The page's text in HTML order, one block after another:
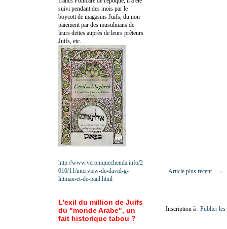
Article plus récent
Inscription à : Publier
suivi pendant des mois par le
boycott de magasins Juifs, du non
paiement par des musulmans de
leurs dettes auprès de leurs prêteurs
Juifs, etc.
http://www.veroniquechemla.info/2
010/11/interview-de-david-g-
littman-et-de-paul.html
L'exil du million de Juifs
du "monde Arabe", un
fait historique tabou ?